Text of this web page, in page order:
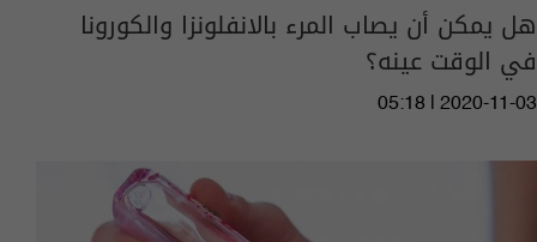
هل يمكن أن يصاب المرء بالانفلونزا والكورونا
في الوقت عينه؟
05:18 | 2020-11-03